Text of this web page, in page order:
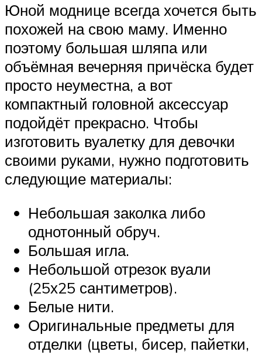
Юной моднице всегда хочется быть
похожей на свою маму. Именно
поэтому большая шляпа или
объёмная вечерняя причёска будет
просто неуместна, а вот
компактный головной аксессуар
подойдёт прекрасно. Чтобы
изготовить вуалетку для девочки
своими руками, нужно подготовить
следующие материалы:
Небольшая заколка либо
однотонный обруч.
Большая игла.
Небольшой отрезок вуали
(25х25 сантиметров).
Белые нити.
Оригинальные предметы для
отделки (цветы, бисер, пайетки,